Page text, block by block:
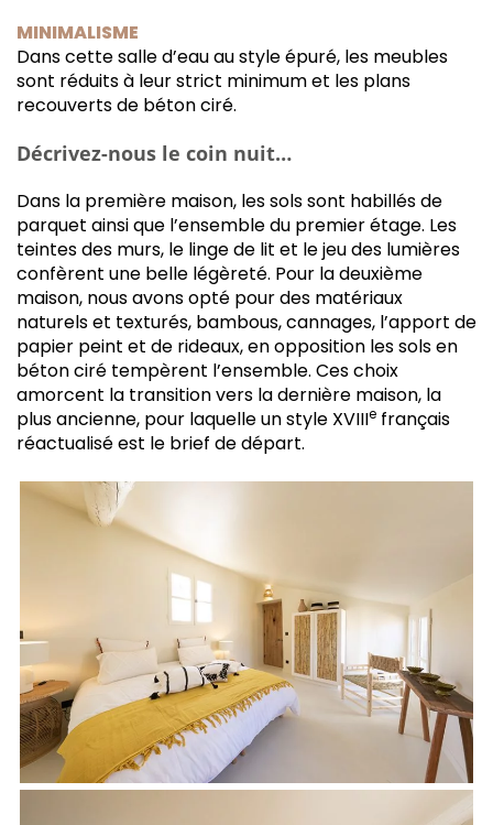
MINIMALISME
Dans cette salle d’eau au style épuré, les meubles
sont réduits à leur strict minimum et les plans
recouverts de béton ciré.
Décrivez-nous le coin nuit…
Dans la première maison, les sols sont habillés de
parquet ainsi que l’ensemble du premier étage. Les
teintes des murs, le linge de lit et le jeu des lumières
confèrent une belle légèreté. Pour la deuxième
maison, nous avons opté pour des matériaux
naturels et texturés, bambous, cannages, l’apport de
papier peint et de rideaux, en opposition les sols en
béton ciré tempèrent l’ensemble. Ces choix
amorcent la transition vers la dernière maison, la
plus ancienne, pour laquelle un style XVIIIe français
réactualisé est le brief de départ.